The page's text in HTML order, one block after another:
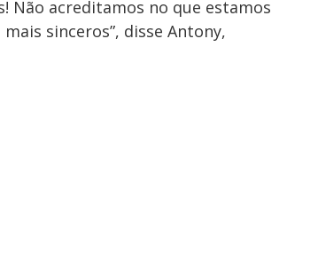
Não acreditamos no que estamos
sinceros”, disse Antony,